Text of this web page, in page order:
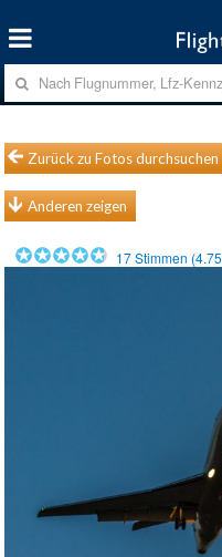
Zurück zu Fotos durchsuchen
Anderen zeigen
17Stimmen (4.75